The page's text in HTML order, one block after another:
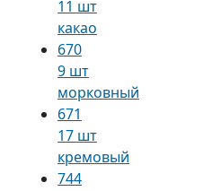
11 шт
какао
670
9 шт
морковный
671
17 шт
кремовый
744